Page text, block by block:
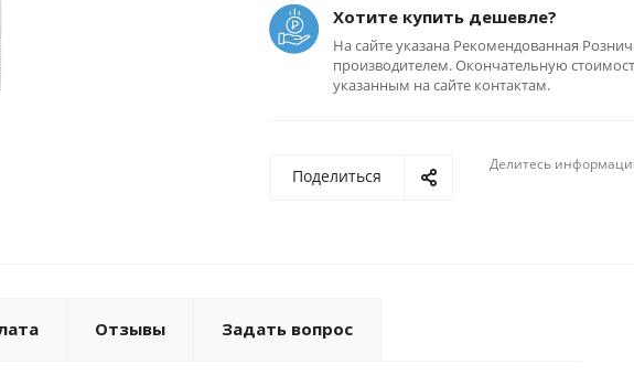
Хотите купить дешевле?
На сайте указана Рекомендованная
производителем. Окончательную
указанным на сайте контактам.
Поделиться
Делитесь
Отзывы Задать вопрос